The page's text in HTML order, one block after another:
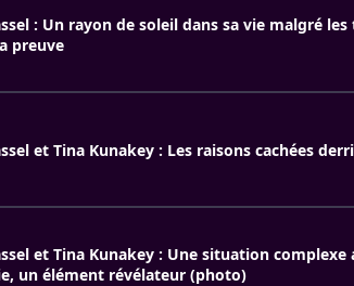
: Un rayon de soleil dans sa vie malgré
preuve
et Tina Kunakey : Les raisons cachées
et Tina Kunakey : Une situation
un élément révélateur (photo)